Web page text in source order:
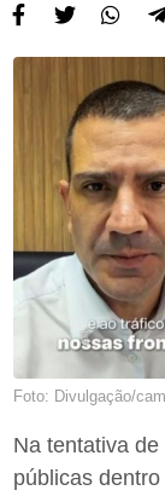
Foto: Divulgação/
Na tentativa
públicas